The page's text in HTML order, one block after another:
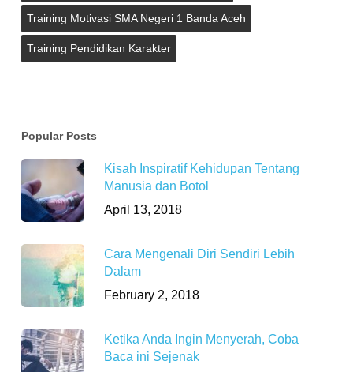
Training Motivasi SMA Negeri 1 Banda Aceh
Training Pendidikan Karakter
Popular Posts
Kisah Inspiratif Kehidupan Tentang
Manusia dan Botol
April 13, 2018
Cara Mengenali Diri Sendiri Lebih
Dalam
February 2, 2018
Ketika Anda Ingin Menyerah, Coba
Baca ini Sejenak